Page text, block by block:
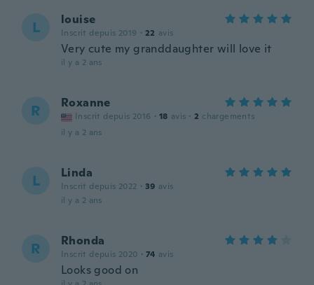
L louise
Inscrit depuis 2019 · 22 avis
Very cute my granddaughter will love it
il y a 2 ans
R Roxanne
Inscrit depuis 2016 · 18 avis · 2 chargements
il y a 2 ans
L Linda
Inscrit depuis 2022 · 39 avis
il y a 2 ans
R Rhonda
Inscrit depuis 2020 · 74 avis
Looks good on